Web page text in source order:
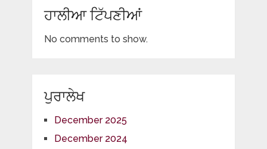
ਹਾਲੀਆ ਟਿੱਪਣੀਆਂ
No comments to show.
ਪੁਰਾਲੇਖ
December 2025
December 2024